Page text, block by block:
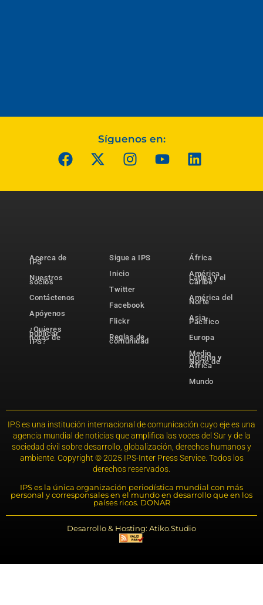
Síguenos en:
Acerca de
IPS
Nuestros
socios
Contáctenos
Apóyenos
¿Quieres
publicar
notas de
IPS?
Sigue a IPS
Inicio
Twitter
Facebook
Flickr
Reglas de
comunidad
África
América
Latina y el
Caribe
América del
Norte
Asia-
Pacífico
Europa
Medio
Oriente y
Norte de
África
Mundo
IPS es una institución internacional de comunicación cuyo eje es una
agencia mundial de noticias que amplifica las voces del Sur y de la
sociedad civil sobre desarrollo, globalización, derechos humanos y
ambiente. Copyright © 2025 IPS-Inter Press Service. Todos los
derechos reservados.
IPS es la única organización periodística mundial con más
personal y corresponsales en el mundo en desarrollo que en los
países ricos. DONAR
Desarrollo & Hosting: Atiko.Studio